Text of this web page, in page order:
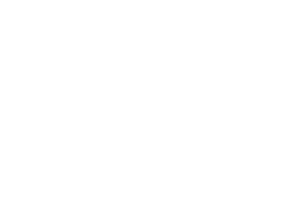
de Cartão
de Cupom Fiscal
de Plástico
Crachá Retrátil